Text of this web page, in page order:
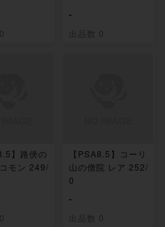
-
出品数 0
】路傍の
モン 249/
【PSA8.5】コーリ
山の僧院 レア 252/
0
-
出品数 0